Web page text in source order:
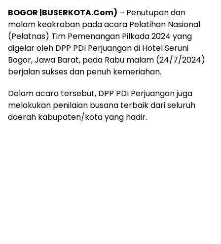
BOGOR |BUSERKOTA.Com) – Penutupan dan
malam keakraban pada acara Pelatihan Nasional
(Pelatnas) Tim Pemenangan Pilkada 2024 yang
digelar oleh DPP PDI Perjuangan di Hotel Seruni
Bogor, Jawa Barat, pada Rabu malam (24/7/2024)
berjalan sukses dan penuh kemeriahan.
Dalam acara tersebut, DPP PDI Perjuangan juga
melakukan penilaian busana terbaik dari seluruh
daerah kabupaten/kota yang hadir.